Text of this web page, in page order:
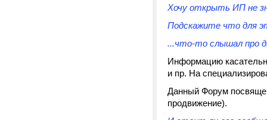
Хочу открыть ИП не
Подскажите что для
...что-то слышал про
Информацию
и пр. На
Данный Форум
продвижение).